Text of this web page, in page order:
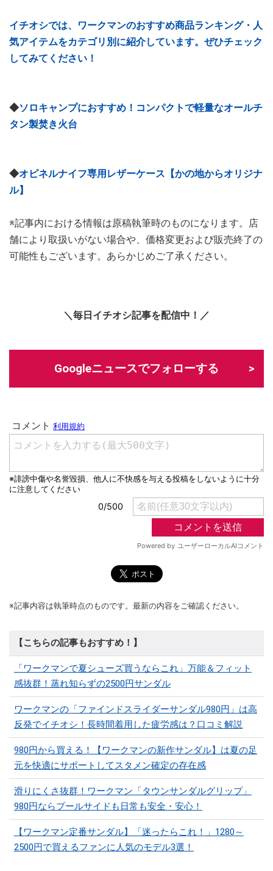
イチオシでは、ワークマンのおすすめ商品ランキング・人
気アイテムをカテゴリ別に紹介しています。ぜひチェック
してみてください！
◆ソロキャンプにおすすめ！コンパクトで軽量なオールチ
タン製焚き火台
◆オピネルナイフ専用レザーケース【かの地からオリジナ
ル】
※記事内における情報は原稿執筆時のものになります。店
舗により取扱いがない場合や、価格変更および販売終了の
可能性もございます。あらかじめご了承ください。
＼毎日イチオシ記事を配信中！／
Googleニュースでフォローする
※記事内容は執筆時点のものです。最新の内容をご確認ください。
【こちらの記事もおすすめ！】
「ワークマンで夏シューズ買うならこれ」万能＆フィット
感抜群！蒸れ知らずの2500円サンダル
ワークマンの「ファインドスライダーサンダル980円」は高
反発でイチオシ！長時間着用した疲労感は？口コミ解説
980円から買える！【ワークマンの新作サンダル】は夏の足
元を快適にサポートしてスタメン確定の存在感
滑りにくさ抜群！ワークマン「タウンサンダルグリップ」
980円ならプールサイドも日常も安全・安心！
【ワークマン定番サンダル】「迷ったらこれ！」1280～
2500円で買えるファンに人気のモデル3選！